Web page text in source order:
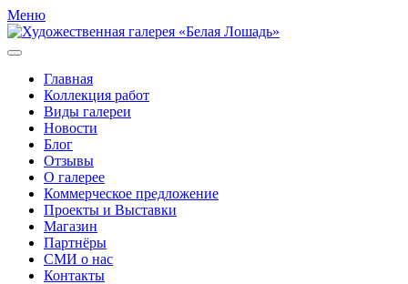
Меню
Главная
Коллекция работ
Виды галереи
Новости
Блог
Отзывы
О галерее
Коммерческое предложение
Проекты и Выставки
Магазин
Партнёры
СМИ о нас
Контакты